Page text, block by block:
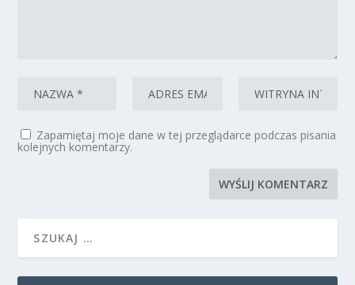
Zapamiętaj moje dane w tej przeglądarce podczas pisania
kolejnych komentarzy.